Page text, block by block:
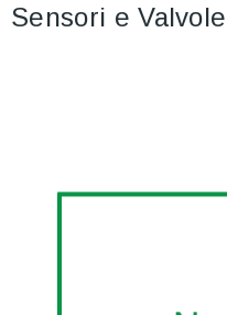
Sensori e Valvole